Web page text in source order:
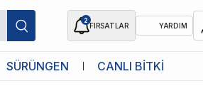
2
FIRSATLAR YARDIM
SÜRÜNGEN CANLI BİTKİ